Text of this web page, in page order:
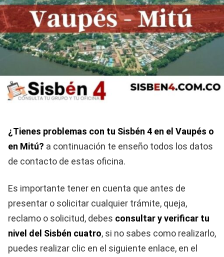
¿Tienes problemas con tu Sisbén 4 en el Vaupés o
en Mitú? a continuación te enseño todos los datos
de contacto de estas oficina.
Es importante tener en cuenta que antes de
presentar o solicitar cualquier trámite, queja,
reclamo o solicitud, debes consultar y verificar tu
nivel del Sisbén cuatro, si no sabes como realizarlo,
puedes realizar clic en el siguiente enlace, en el